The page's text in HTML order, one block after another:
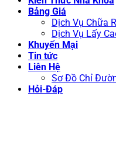
Bảng Giá
Dịch Vụ Chữa
Dịch Vụ Lấy
Khuyến Mại
Tin tức
Liên Hệ
Sơ Đồ Chỉ
Hỏi-Đáp